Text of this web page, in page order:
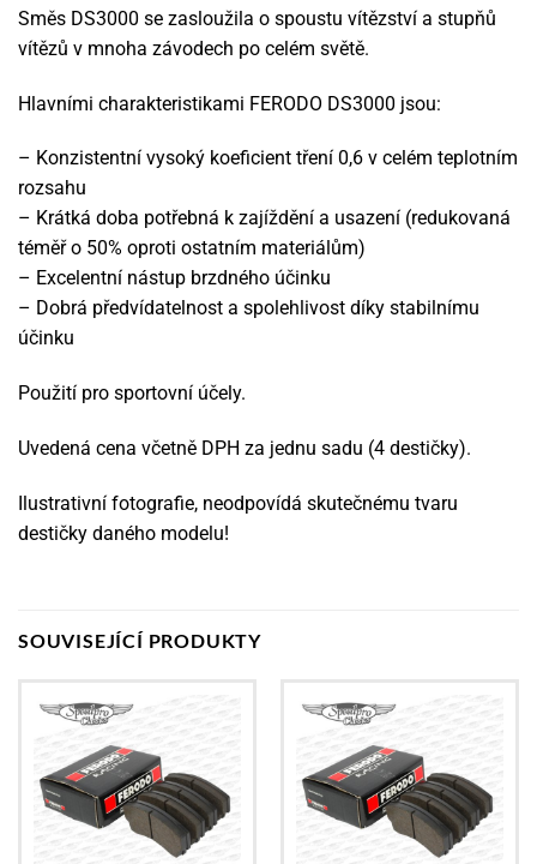
Směs DS3000 se zasloužila o spoustu vítězství a stupňů
vítězů v mnoha závodech po celém světě.
Hlavními charakteristikami FERODO DS3000 jsou:
– Konzistentní vysoký koeficient tření 0,6 v celém teplotním
rozsahu
– Krátká doba potřebná k zajíždění a usazení (redukovaná
téměř o 50% oproti ostatním materiálům)
– Excelentní nástup brzdného účinku
– Dobrá předvídatelnost a spolehlivost díky stabilnímu
účinku
Použití pro sportovní účely.
Uvedená cena včetně DPH za jednu sadu (4 destičky).
Ilustrativní fotografie, neodpovídá skutečnému tvaru
destičky daného modelu!
SOUVISEJÍCÍ PRODUKTY